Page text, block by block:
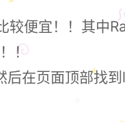
较便宜！！其中
！
后在页面顶部找